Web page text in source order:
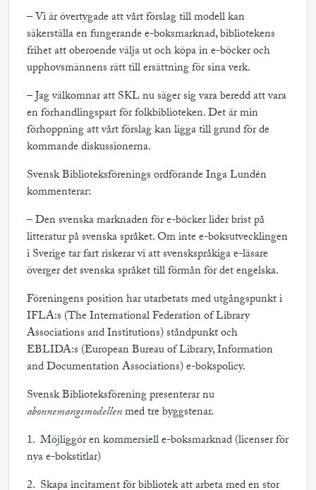
– Vi är övertygade att vårt förslag till modell kan
säkerställa en fungerande e-boksmarknad, bibliotekens
frihet att oberoende välja ut och köpa in e-böcker och
upphovsmännens rätt till ersättning för sina verk.
– Jag välkomnar att SKL nu säger sig vara beredd att vara
en förhandlingspart för folkbiblioteken. Det är min
förhoppning att vårt förslag kan ligga till grund för de
kommande diskussionerna.
Svensk Biblioteksförenings ordförande Inga Lundén
kommenterar:
– Den svenska marknaden för e-böcker lider brist på
litteratur på svenska språket. Om inte e-boksutvecklingen
i Sverige tar fart riskerar vi att svenskspråkiga e-läsare
överger det svenska språket till förmån för det engelska.
Föreningens position har utarbetats med utgångspunkt i
IFLA:s (The International Federation of Library
Associations and Institutions) ståndpunkt och
EBLIDA:s (European Bureau of Library, Information
and Documentation Associations) e-bokspolicy.
Svensk Biblioteksförening presenterar nu
abonnemangsmodellenmed tre byggstenar.
1. Möjliggör en kommersiell e-boksmarknad (licenser för
nya e-bokstitlar)
2. Skapa incitament för bibliotek att arbeta med en stor